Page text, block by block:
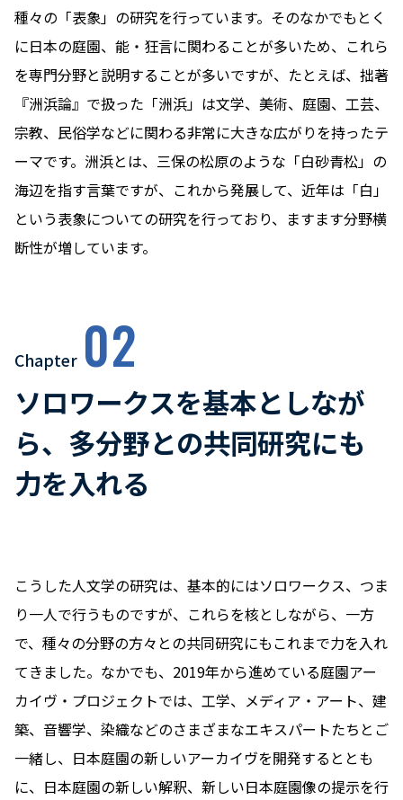
種々の「表象」の研究を行っています。そのなかでもとく
に日本の庭園、能・狂言に関わることが多いため、これら
を専門分野と説明することが多いですが、たとえば、拙著
『洲浜論』で扱った「洲浜」は文学、美術、庭園、工芸、
宗教、民俗学などに関わる非常に大きな広がりを持ったテ
ーマです。洲浜とは、三保の松原のような「白砂青松」の
海辺を指す言葉ですが、これから発展して、近年は「白」
という表象についての研究を行っており、ますます分野横
断性が増しています。
Chapter 02
ソロワークスを基本としなが
ら、多分野との共同研究にも
力を入れる
こうした人文学の研究は、基本的にはソロワークス、つま
り一人で行うものですが、これらを核としながら、一方
で、種々の分野の方々との共同研究にもこれまで力を入れ
てきました。なかでも、2019年から進めている庭園アー
カイヴ・プロジェクトでは、工学、メディア・アート、建
築、音響学、染織などのさまざまなエキスパートたちとご
一緒し、日本庭園の新しいアーカイヴを開発するととも
に、日本庭園の新しい解釈、新しい日本庭園像の提示を行